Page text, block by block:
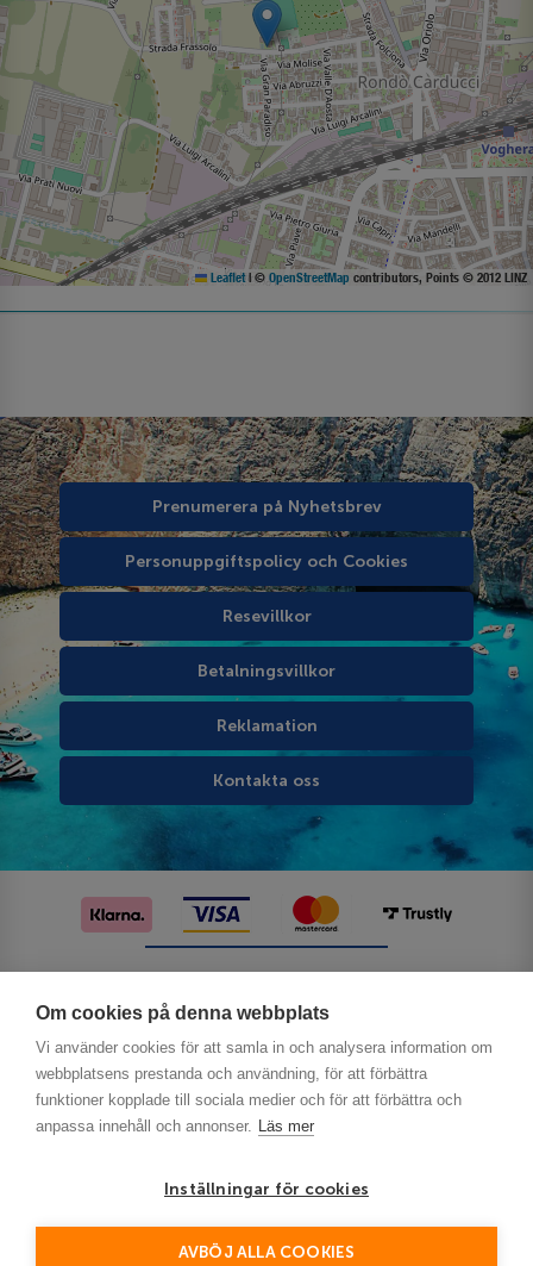
Om cookies på denna webbplats
Vi använder cookies för att samla in och analysera information om
webbplatsens prestanda och användning, för att förbättra
funktioner kopplade till sociala medier och för att förbättra och
anpassa innehåll och annonser. Läs mer
Inställningar för cookies
AVBÖJ ALLA COOKIES
Leaflet | © OpenStreetMap contributors, Points © 2012 LINZ
Prenumerera på Nyhetsbrev
Personuppgiftspolicy och Cookies
Resevillkor
Betalningsvillkor
Reklamation
Kontakta oss
This site is protected by reCAPTCHA and the Google